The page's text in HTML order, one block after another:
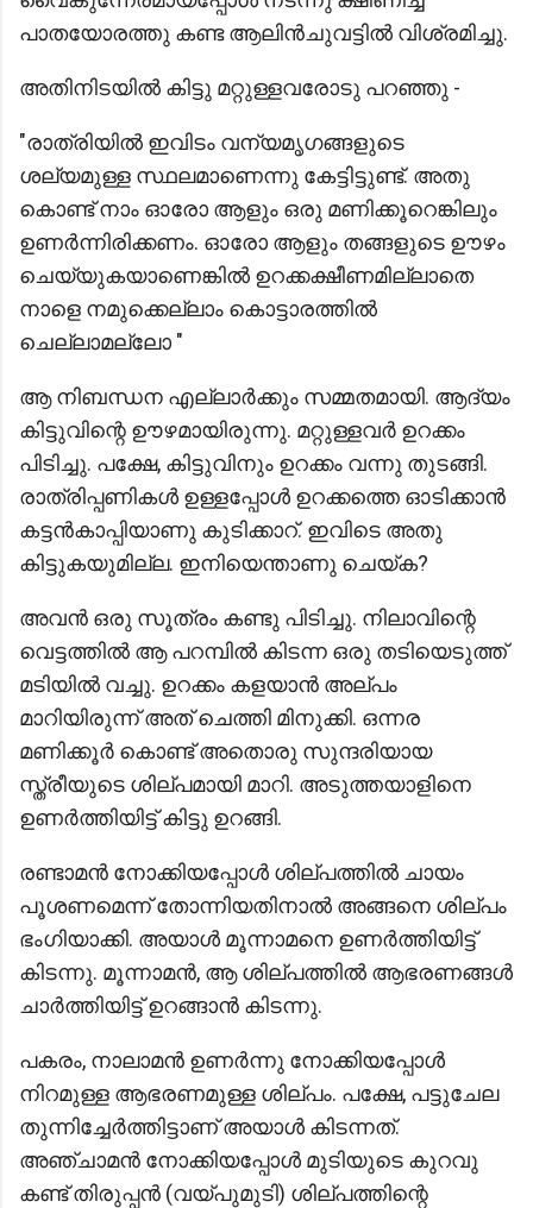
പാതയോരത്തു കണ്ട ആലിൻചുവട്ടിൽ വിശ്രമിച്ചു.
അതിനിടയിൽ കിട്ടു മറ്റുള്ളവരോടു പറഞ്ഞു -
"രാത്രിയിൽ ഇവിടം വന്യമൃഗങ്ങളുടെ
ശല്യമുള്ള സ്ഥലമാണെന്നു കേട്ടിട്ടുണ്ട്. അതു
കൊണ്ട് നാം ഓരോ ആളും ഒരു മണിക്കൂറെങ്കിലും
ഉണർന്നിരിക്കണം. ഓരോ ആളും തങ്ങളുടെ ഊഴം
ചെയ്യുകയാണെങ്കിൽ ഉറക്കക്ഷീണമില്ലാതെ
നാളെ നമുക്കെല്ലാം കൊട്ടാരത്തിൽ
ചെല്ലാമല്ലോ "
ആ നിബന്ധന എല്ലാർക്കും സമ്മതമായി. ആദ്യം
കിട്ടുവിന്റെ ഊഴമായിരുന്നു. മറ്റുള്ളവർ ഉറക്കം
പിടിച്ചു. പക്ഷേ, കിട്ടുവിനും ഉറക്കം വന്നു തുടങ്ങി.
രാത്രിപ്പണികൾ ഉള്ളപ്പോൾ ഉറക്കത്തെ ഓടിക്കാൻ
കട്ടൻകാപ്പിയാണു കുടിക്കാറ്. ഇവിടെ അതു
കിട്ടുകയുമില്ല. ഇനിയെന്താണു ചെയ്ക?
അവൻ ഒരു സൂത്രം കണ്ടു പിടിച്ചു. നിലാവിന്റെ
വെട്ടത്തിൽ ആ പറമ്പിൽ കിടന്ന ഒരു തടിയെടുത്ത്
മടിയിൽ വച്ചു. ഉറക്കം കളയാൻ അല്പം
മാറിയിരുന്ന് അത് ചെത്തി മിനുക്കി. ഒന്നര
മണിക്കൂർ കൊണ്ട് അതൊരു സുന്ദരിയായ
സ്ത്രീയുടെ ശില്പമായി മാറി. അടുത്തയാളിനെ
ഉണർത്തിയിട്ട് കിട്ടു ഉറങ്ങി.
രണ്ടാമൻ നോക്കിയപ്പോൾ ശില്‌പത്തിൽ ചായം
പൂശണമെന്ന് തോന്നിയതിനാൽ അങ്ങനെ ശില്പം
ഭംഗിയാക്കി. അയാൾ മൂന്നാമനെ ഉണർത്തിയിട്ട്
കിടന്നു. മൂന്നാമൻ, ആ ശില്‌പത്തിൽ ആഭരണങ്ങൾ
ചാർത്തിയിട്ട് ഉറങ്ങാൻ കിടന്നു.
പകരം, നാലാമൻ ഉണർന്നു നോക്കിയപ്പോൾ
നിറമുള്ള ആഭരണമുള്ള ശില്പം. പക്ഷേ, പട്ടുചേല
തുന്നിച്ചേർത്തിട്ടാണ് അയാൾ കിടന്നത്.
അഞ്ചാമൻ നോക്കിയപ്പോൾ മുടിയുടെ കുറവു
കണ്ട് തിരുപ്പൻ (വയ്പുമുടി) ശില്‌പത്തിന്റെ